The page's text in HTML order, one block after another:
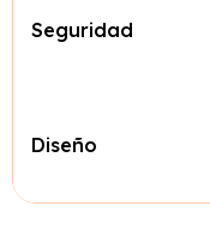
Seguridad
Diseño